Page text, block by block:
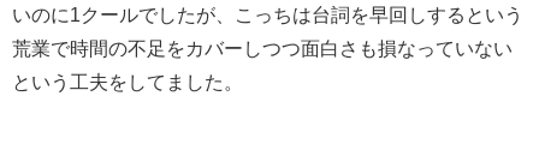
いのに1クールでしたが、こっちは台詞を早回しするという
荒業で時間の不足をカバーしつつ面白さも損なっていない
という工夫をしてました。